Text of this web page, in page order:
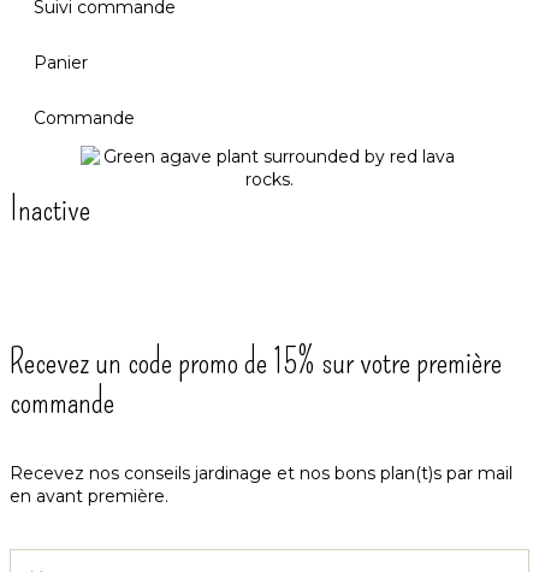
Suivi commande
Panier
Commande
Inactive
Recevez un code promo de 15% sur votre première
commande
Recevez nos conseils jardinage et nos bons plan(t)s par mail
en avant première.